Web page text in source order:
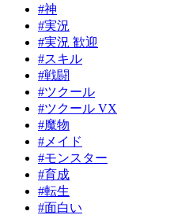
#神
#実況
#実況 歓迎
#スキル
#戦闘
#ツクール
#ツクール VX
#魔物
#メイド
#モンスター
#育成
#転生
#面白い